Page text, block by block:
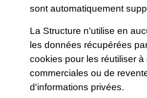
sont automatiquement
La Structure n'utilise en
les données récupérées
cookies pour les réutiliser à
commerciales ou de
d'informations privées.